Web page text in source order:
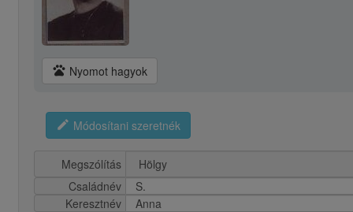
pets Nyomot hagyok
edit Módosítani szeretnék
Megszólítás
Családnév
S.
Keresztnév
Anna